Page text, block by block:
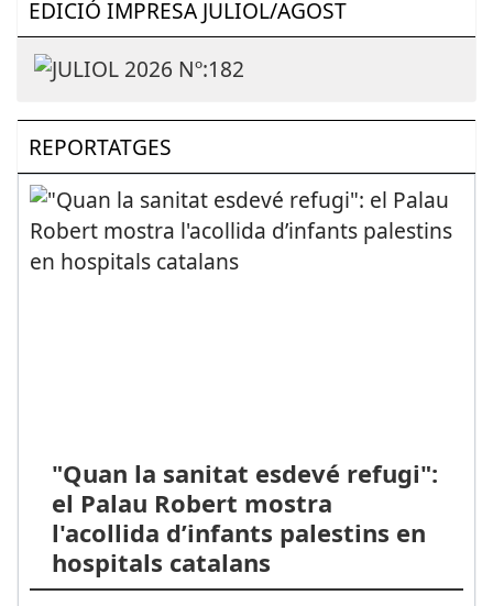
EDICIÓ IMPRESA JULIOL/AGOST
REPORTATGES
"Quan la sanitat esdevé refugi":
el Palau Robert mostra
l'acollida d’infants palestins en
hospitals catalans